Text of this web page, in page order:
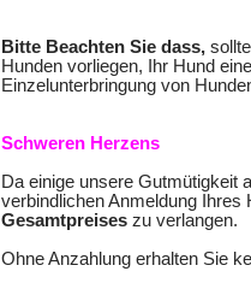
Bitte Beachten Sie dass,
Hunden vorliegen, Ihr Hund
Einzelunterbringung von
Schweren Herzens
Da einige unsere Gutmütigkeit
verbindlichen Anmeldung Ihres
Gesamtpreises zu verlangen.
Ohne Anzahlung erhalten Sie